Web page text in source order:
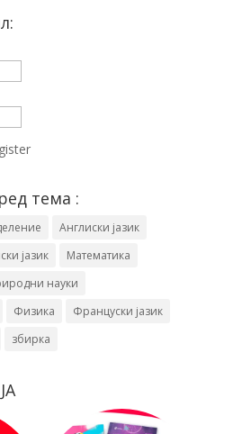
тема :
Англиски јазик
јазик
Математика
науки
Физика
Француски јазик
збирка